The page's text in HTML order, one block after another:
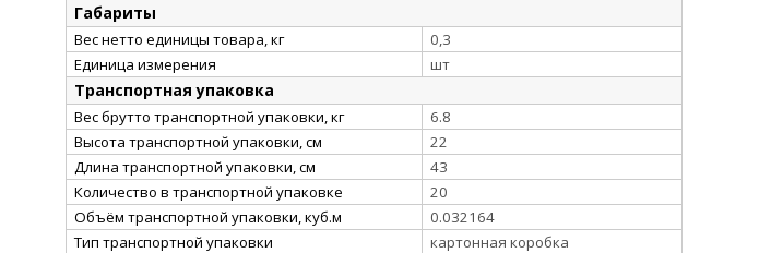
Габариты
Вес нетто единицы товара, кг
0,3
Единица измерения
шт
Транспортная упаковка
Вес брутто транспортной упаковки, кг
6.8
Высота транспортной упаковки, см
22
Длина транспортной упаковки, см
43
Количество в транспортной упаковке
20
Объём транспортной упаковки, куб.м
0.032164
Тип транспортной упаковки
картонная коробка